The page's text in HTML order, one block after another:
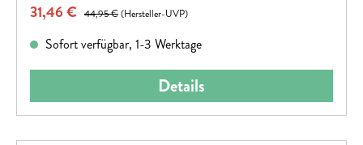
Verkaufspreis:
31,46 € Regulärer Preis:
44,95 €(Hersteller-UVP)
Sofort verfügbar, 1-3 Werktage
Details